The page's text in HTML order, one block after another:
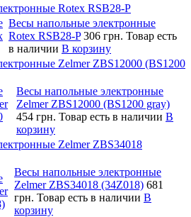
Rotex RSB28-P
Весы напольные электронные
Rotex RSB28-P 306 грн. Товар есть
в наличии В корзину
Zelmer ZBS12000 (BS1200
Весы напольные электронные
Zelmer ZBS12000 (BS1200 gray)
454 грн. Товар есть в наличии В
корзину
Zelmer ZBS34018
Весы напольные электронные
Zelmer ZBS34018 (34Z018) 681
грн. Товар есть в наличии В
корзину